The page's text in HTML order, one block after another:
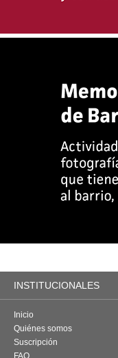
INSTITUCIONALES
Inicio
Quiénes somos
Suscripción
FAQ